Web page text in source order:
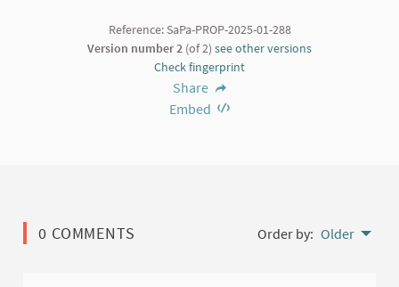
Reference: SaPa-PROP-2025-01-288
Version number 2 (of 2) see other versions
Check fingerprint
Share
Embed
0 COMMENTS Order by: Older